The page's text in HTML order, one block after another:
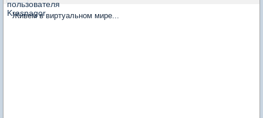
Живем в виртуальном мире...